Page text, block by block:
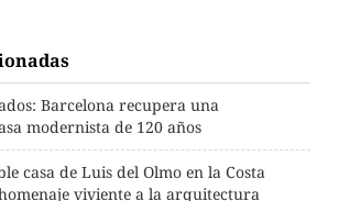
Barcelona recupera una
modernista de 120 años
casa de Luis del Olmo en la Costa
viviente a la arquitectura